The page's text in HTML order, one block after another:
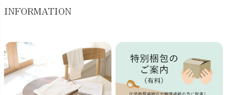
INFORMATION